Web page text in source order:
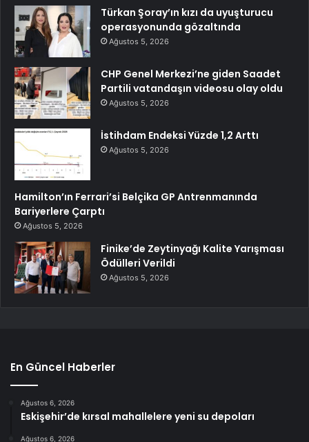
Türkan Şoray’ın kızı da uyuşturucu
operasyonunda gözaltında
Ağustos 5, 2026
CHP Genel Merkezi’ne giden Saadet
Partili vatandaşın videosu olay oldu
Ağustos 5, 2026
İstihdam Endeksi Yüzde 1,2 Arttı
Ağustos 5, 2026
Hamilton’ın Ferrari’si Belçika GP Antrenmanında
Bariyerlere Çarptı
Ağustos 5, 2026
Finike’de Zeytinyağı Kalite Yarışması
Ödülleri Verildi
Ağustos 5, 2026
En Güncel Haberler
Ağustos 6, 2026
Eskişehir’de kırsal mahallelere yeni su depoları
Ağustos 6, 2026